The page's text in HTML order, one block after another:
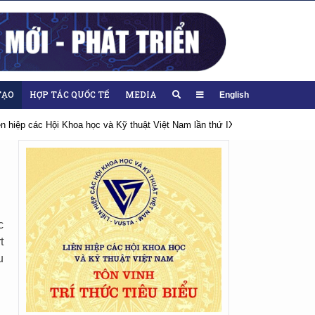
HỢP TÁC QUỐC TẾ MEDIA English
hiệp các Hội Khoa học và Kỹ thuật Việt Nam lần thứ IX, nhiệm kỳ 2026-